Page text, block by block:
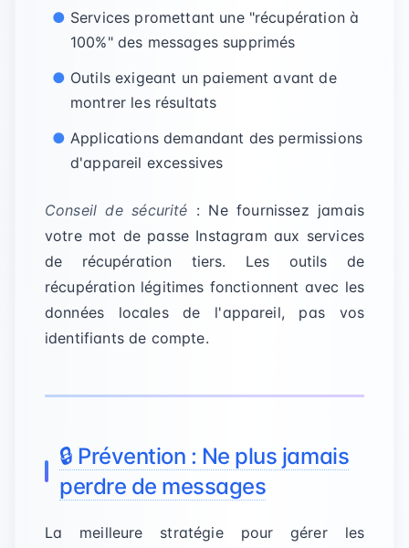
Services promettant une "récupération à
100%" des messages supprimés
Outils exigeant un paiement avant de
montrer les résultats
Applications demandant des permissions
d'appareil excessives
Conseil de sécurité : Ne fournissez jamais
votre mot de passe Instagram aux services
de récupération tiers. Les outils de
récupération légitimes fonctionnent avec les
données locales de l'appareil, pas vos
identifiants de compte.
🔒 Prévention : Ne plus jamais
perdre de messages
La meilleure stratégie pour gérer les